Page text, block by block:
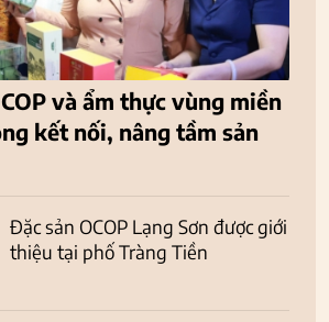
và ẩm thực vùng miền
kết nối, nâng tầm sản
Đặc sản OCOP Lạng Sơn được giới
thiệu tại phố Tràng Tiền